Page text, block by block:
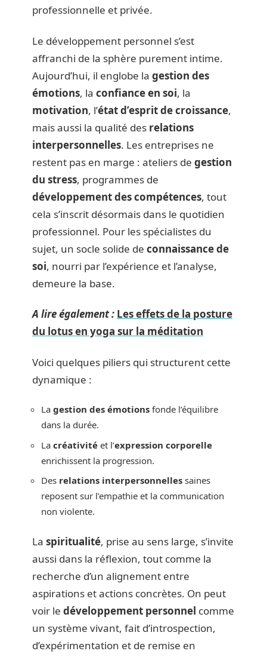
professionnelle et privée.
Le développement personnel s’est
affranchi de la sphère purement intime.
Aujourd’hui, il englobe la gestion des
émotions, la confiance en soi, la
motivation, l’état d’esprit de croissance,
mais aussi la qualité des relations
interpersonnelles. Les entreprises ne
restent pas en marge : ateliers de gestion
du stress, programmes de
développement des compétences, tout
cela s’inscrit désormais dans le quotidien
professionnel. Pour les spécialistes du
sujet, un socle solide de connaissance de
soi, nourri par l’expérience et l’analyse,
demeure la base.
A lire également : Les effets de la posture
du lotus en yoga sur la méditation
Voici quelques piliers qui structurent cette
dynamique :
La gestion des émotions fonde l’équilibre
dans la durée.
La créativité et l’expression corporelle
enrichissent la progression.
Des relations interpersonnelles saines
reposent sur l’empathie et la communication
non violente.
La spiritualité, prise au sens large, s’invite
aussi dans la réflexion, tout comme la
recherche d’un alignement entre
aspirations et actions concrètes. On peut
voir le développement personnel comme
un système vivant, fait d’introspection,
d’expérimentation et de remise en